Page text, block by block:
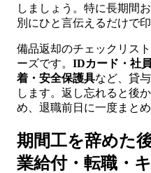
しましょう。特に長期間
別にひと言伝えるだけで
備品返却のチェックリス
ーズです。 IDカード・社
着・安全保護具など、貸
します。返し忘れると後
め、退職前日に一度まと
期間工を辞めた
業給付・転職・